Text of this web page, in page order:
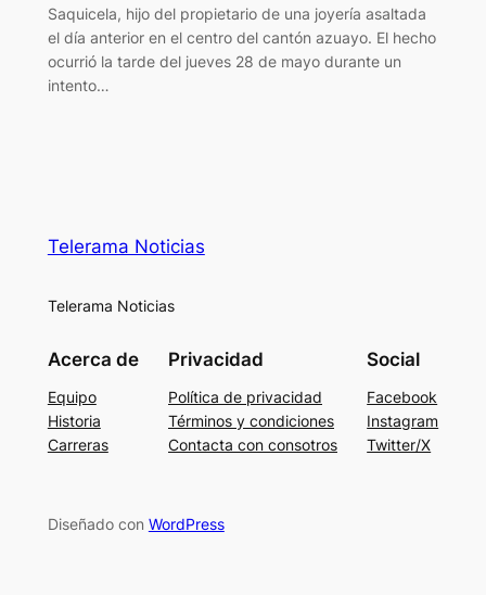
Saquicela, hijo del propietario de una joyería asaltada
el día anterior en el centro del cantón azuayo. El hecho
ocurrió la tarde del jueves 28 de mayo durante un
intento…
Telerama Noticias
Telerama Noticias
Acerca de
Equipo
Historia
Carreras
Privacidad
Política de privacidad
Términos y condiciones
Contacta con consotros
Social
Facebook
Instagram
Twitter/X
Diseñado con WordPress